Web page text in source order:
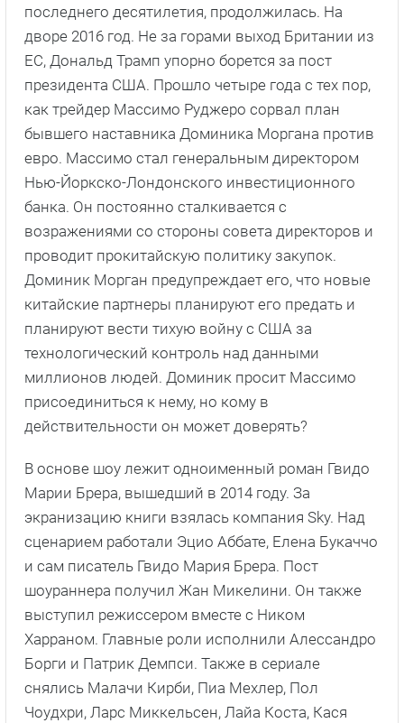
последнего десятилетия, продолжилась. На
дворе 2016 год. Не за горами выход Британии из
ЕС, Дональд Трамп упорно борется за пост
президента США. Прошло четыре года с тех пор,
как трейдер Массимо Руджеро сорвал план
бывшего наставника Доминика Моргана против
евро. Массимо стал генеральным директором
Нью-Йоркско-Лондонского инвестиционного
банка. Он постоянно сталкивается с
возражениями со стороны совета директоров и
проводит прокитайскую политику закупок.
Доминик Морган предупреждает его, что новые
китайские партнеры планируют его предать и
планируют вести тихую войну с США за
технологический контроль над данными
миллионов людей. Доминик просит Массимо
присоединиться к нему, но кому в
действительности он может доверять?
В основе шоу лежит одноименный роман Гвидо
Марии Брера, вышедший в 2014 году. За
экранизацию книги взялась компания Sky. Над
сценарием работали Эцио Аббате, Елена Букаччо
и сам писатель Гвидо Мария Брера. Пост
шоураннера получил Жан Микелини. Он также
выступил режиссером вместе с Ником
Харраном. Главные роли исполнили Алессандро
Борги и Патрик Демпси. Также в сериале
снялись Малачи Кирби, Пиа Мехлер, Пол
Чоудхри, Ларс Миккельсен, Лайа Коста, Кася